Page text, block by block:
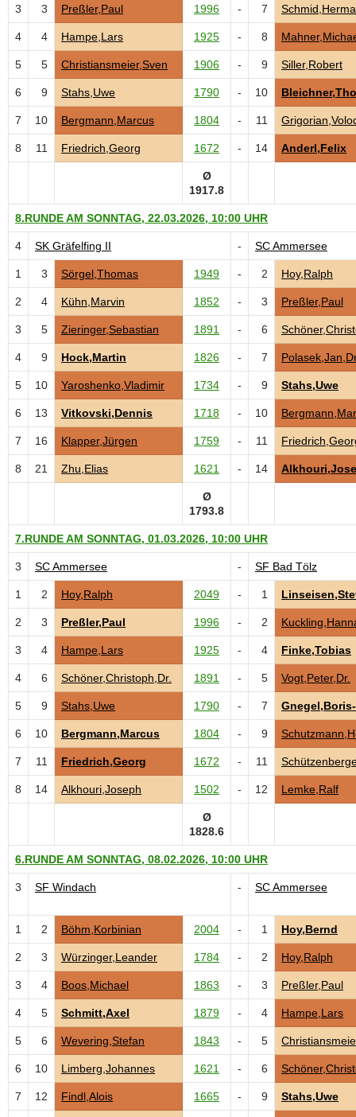
3 3 Preßler,Paul 1996 - 7
4 4 Hampe,Lars 1925 - 8
5 5 Christiansmeier,Sven 1906 - 9 Siller,Robert
6 9 Stahs,Uwe 1790 - 10
7 10 Bergmann,Marcus 1804 - 11
8 11 Friedrich,Georg 1672 - 14 Anderl,Felix
Ø
1917.8
8.RUNDE AM SONNTAG, 22.03.2026, 10:00 UHR
4 SK Gräfelfing II - SC Ammersee
1 3 Sörgel,Thomas 1949 - 2 Hoy,Ralph
2 4 Kühn,Marvin 1852 - 3 Preßler,Paul
3 5 Zieringer,Sebastian 1891 - 6
4 9 Hock,Martin 1826 - 7
5 10 Yaroshenko,Vladimir 1734 - 9 Stahs,Uwe
6 13 Vitkovski,Dennis 1718 - 10
7 16 Klapper,Jürgen 1759 - 11
8 21 Zhu,Elias 1621 - 14
Ø
1793.8
7.RUNDE AM SONNTAG, 01.03.2026, 10:00 UHR
3 SC Ammersee - SF Bad Tölz
1 2 Hoy,Ralph 2049 - 1
2 3 Preßler,Paul 1996 - 2
3 4 Hampe,Lars 1925 - 4 Finke,Tobias
4 6 Schöner,Christoph,Dr. 1891 - 5 Vogt,Peter,Dr.
5 9 Stahs,Uwe 1790 - 7
6 10 Bergmann,Marcus 1804 - 9
7 11 Friedrich,Georg 1672 - 11
8 14 Alkhouri,Joseph 1502 - 12 Lemke,Ralf
Ø
1828.6
6.RUNDE AM SONNTAG, 08.02.2026, 10:00 UHR
3 SF Windach - SC Ammersee
1 2 Böhm,Korbinian 2004 - 1 Hoy,Bernd
2 3 Würzinger,Leander 1784 - 2 Hoy,Ralph
3 4 Boos,Michael 1863 - 3 Preßler,Paul
4 5 Schmitt,Axel 1879 - 4 Hampe,Lars
5 6 Wevering,Stefan 1843 - 5
6 10 Limberg,Johannes 1621 - 6
7 12 Findl,Alois 1665 - 9 Stahs,Uwe